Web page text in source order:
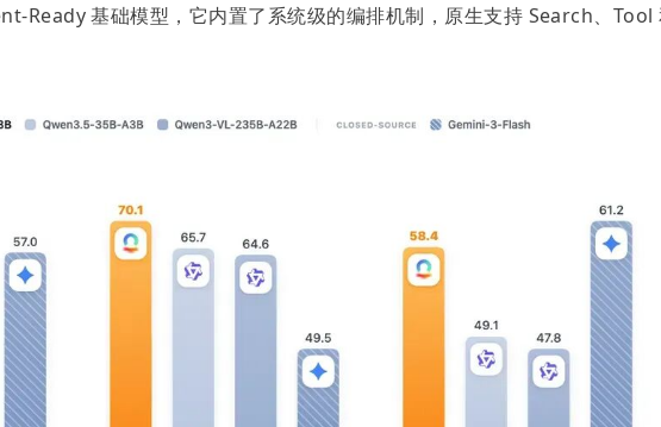
Ready 基础模型，它内置了系统级的编排机制，原生支持 Search、Tool